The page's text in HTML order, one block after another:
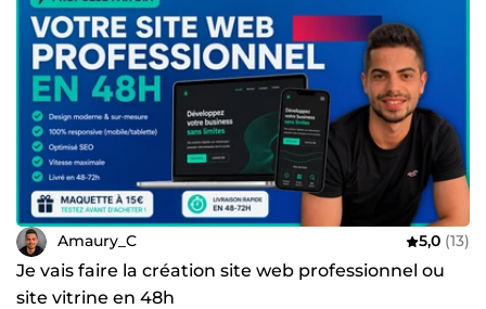
Amaury_C 5,0 (13)
Je vais faire la création site web professionnel ou
site vitrine en 48h